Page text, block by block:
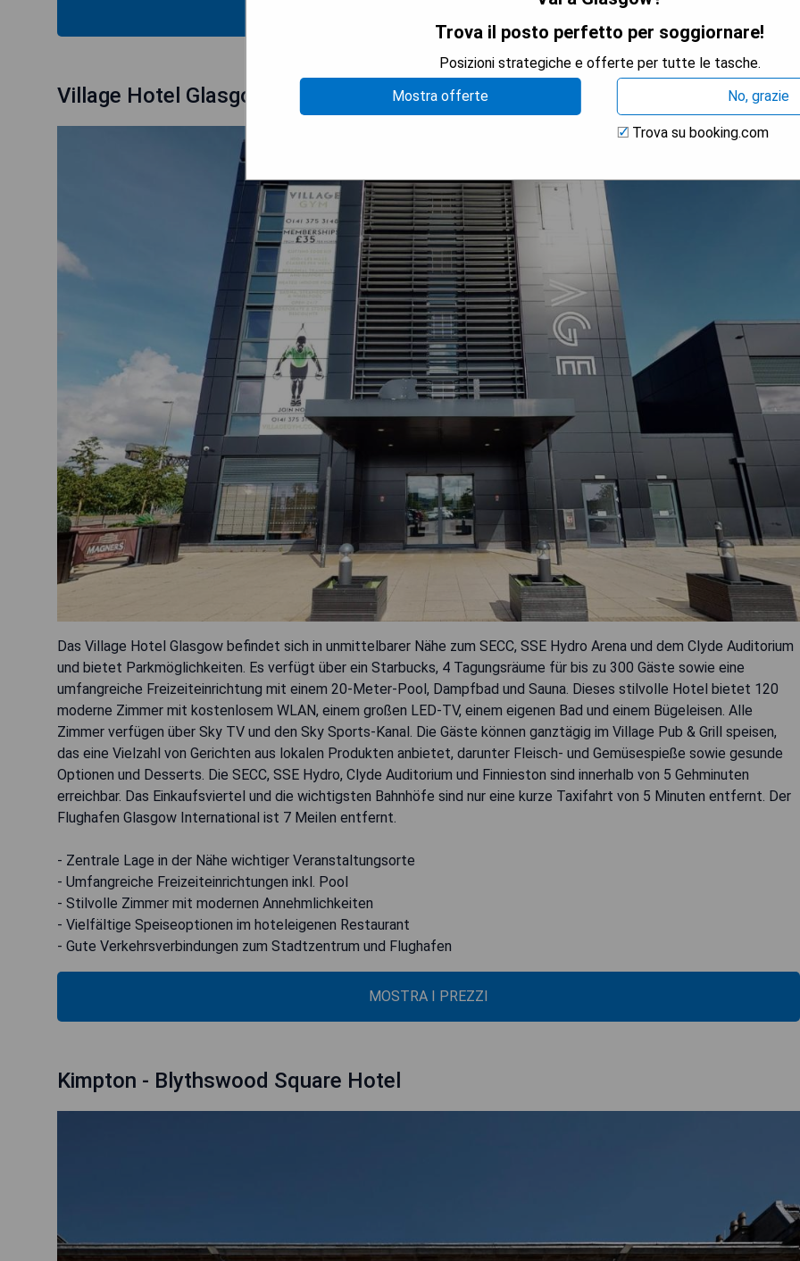
Village Hotel Glasgow
Das Village Hotel Glasgow befindet sich in unmittelbarer Nähe zum SECC, SSE Hydro Arena und dem Clyde Auditorium
und bietet Parkmöglichkeiten. Es verfügt über ein Starbucks, 4 Tagungsräume für bis zu 300 Gäste sowie eine
umfangreiche Freizeiteinrichtung mit einem 20-Meter-Pool, Dampfbad und Sauna. Dieses stilvolle Hotel bietet 120
moderne Zimmer mit kostenlosem WLAN, einem großen LED-TV, einem eigenen Bad und einem Bügeleisen. Alle
Zimmer verfügen über Sky TV und den Sky Sports-Kanal. Die Gäste können ganztägig im Village Pub & Grill speisen,
das eine Vielzahl von Gerichten aus lokalen Produkten anbietet, darunter Fleisch- und Gemüsespieße sowie gesunde
Optionen und Desserts. Die SECC, SSE Hydro, Clyde Auditorium und Finnieston sind innerhalb von 5 Gehminuten
erreichbar. Das Einkaufsviertel und die wichtigsten Bahnhöfe sind nur eine kurze Taxifahrt von 5 Minuten entfernt. Der
Flughafen Glasgow International ist 7 Meilen entfernt.
- Zentrale Lage in der Nähe wichtiger Veranstaltungsorte
- Umfangreiche Freizeiteinrichtungen inkl. Pool
- Stilvolle Zimmer mit modernen Annehmlichkeiten
- Vielfältige Speiseoptionen im hoteleigenen Restaurant
- Gute Verkehrsverbindungen zum Stadtzentrum und Flughafen
MOSTRA I PREZZI
Kimpton - Blythswood Square Hotel
Trova il posto perfetto per soggiornare!
Posizioni strategiche e offerte per tutte le tasche.
Mostra offerte
No, grazie
Trova su booking.com